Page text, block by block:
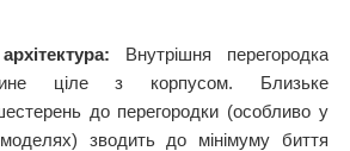
Внутрішня перегородка
ціле з корпусом. Близьке
до перегородки (особливо у
зводить до мінімуму биття